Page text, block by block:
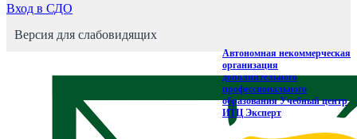
Вход в СДО
Версия для слабовидящих
Автономная некоммерческая
организация
дополнительного
профессионального
образования Учебный центр
ИТЦ Эксперт